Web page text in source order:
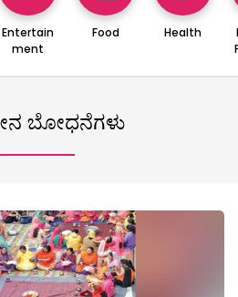
Entertain
ment
Food Health
ಬೋಧನೆಗಳು